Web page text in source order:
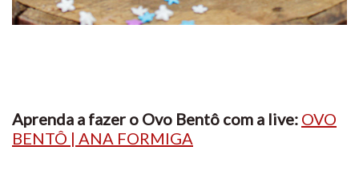
Aprenda a fazer o Ovo Bentô com a live: OVO
BENTÔ | ANA FORMIGA